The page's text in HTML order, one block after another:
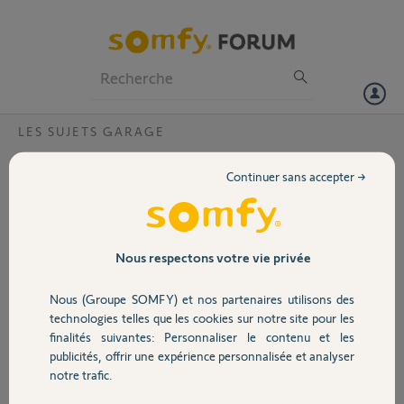
Volet
Sécurité
Domotique
LES SUJETS GARAGE
Remplacement du set de liaison d'une
motorisation Somfy Dexxo Optimo RTS
Ma porte de garage
par mon artisan habituel
à qui je fais appel et qui
s'approvisionne chez un
fabricant local de volets
roulants et portes de garage (OUVEO menuiseries). Celui-ci équipe
Nous respectons votre vie privée
Nous (Groupe SOMFY) et nos partenaires utilisons des
technologies telles que les cookies sur notre site pour les
finalités suivantes: Personnaliser le contenu et les
publicités, offrir une expérience personnalisée et analyser
notre trafic.
Continuer sans accepter →